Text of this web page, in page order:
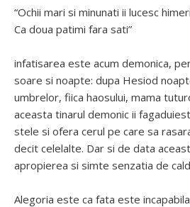
“Ochii mari si minunati ii lucesc
Ca doua patimi fara sati”
infatisarea este acum demonica,
soare si noapte: dupa Hesiod
umbrelor, fiica haosului, mama
aceasta tinarul demonic ii
stele si ofera cerul pe care sa
decit celelalte. Dar si de data
apropierea si simte senzatia de
Alegoria este ca fata este